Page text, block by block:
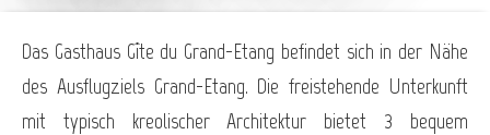
Das Gasthaus Gîte du Grand-Etang befindet sich in der Nähe
des Ausflugziels Grand-Etang. Die freistehende Unterkunft
mit typisch kreolischer Architektur bietet 3 bequem